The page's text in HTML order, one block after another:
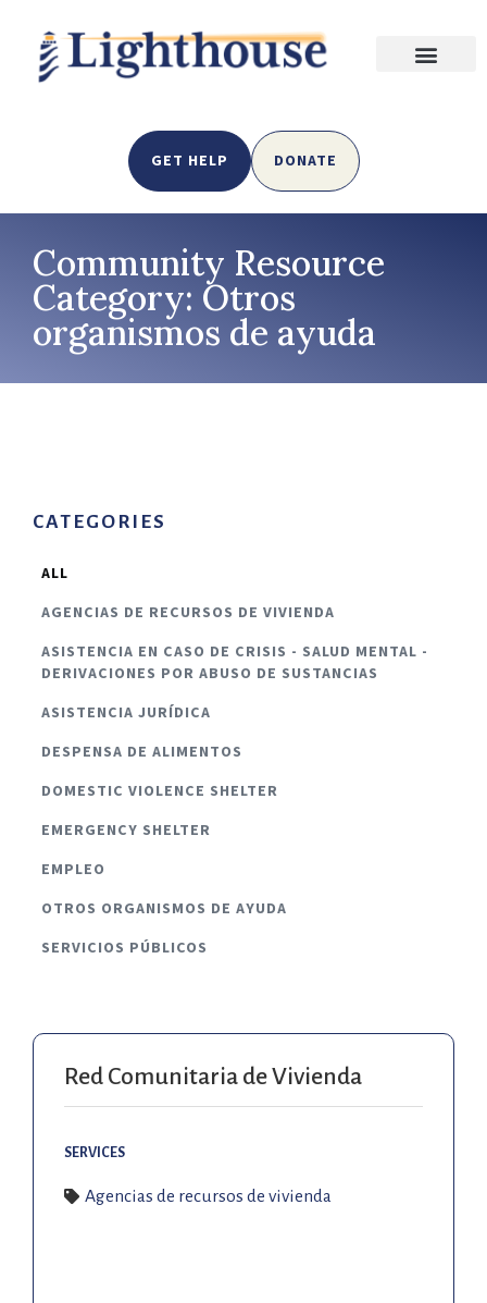
GET HELP DONATE
Community Resource
Category: Otros
organismos de ayuda
CATEGORIES
AGENCIAS DE RECURSOS DE VIVIENDA
ASISTENCIA EN CASO DE CRISIS - SALUD MENTAL -
DERIVACIONES POR ABUSO DE SUSTANCIAS
ASISTENCIA JURÍDICA
DESPENSA DE ALIMENTOS
DOMESTIC VIOLENCE SHELTER
EMERGENCY SHELTER
EMPLEO
OTROS ORGANISMOS DE AYUDA
SERVICIOS PÚBLICOS
ALL
Red Comunitaria de Vivienda
SERVICES
Agencias de recursos de vivienda